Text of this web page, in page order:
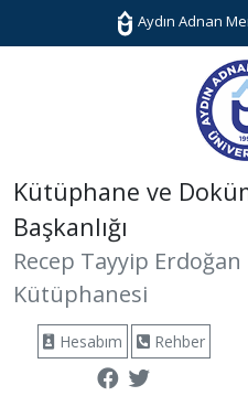
Aydın Adnan
Kütüphane ve
Başkanlığı
Recep Tayyip
Kütüphanesi
Hesabım Rehber